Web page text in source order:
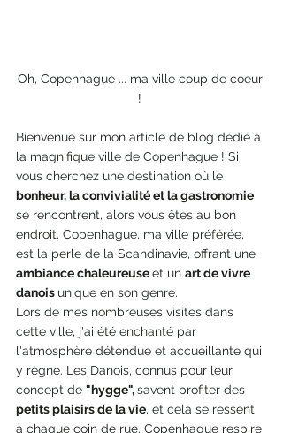
Oh, Copenhague ... ma ville coup de coeur
!
Bienvenue sur mon article de blog dédié à
la magnifique ville de Copenhague ! Si
vous cherchez une destination où le
bonheur, la convivialité et la gastronomie
se rencontrent, alors vous êtes au bon
endroit. Copenhague, ma ville préférée,
est la perle de la Scandinavie, offrant une
ambiance chaleureuse et un art de vivre
danois unique en son genre.
Lors de mes nombreuses visites dans
cette ville, j'ai été enchanté par
l'atmosphère détendue et accueillante qui
y règne. Les Danois, connus pour leur
concept de "hygge", savent profiter des
petits plaisirs de la vie, et cela se ressent
à chaque coin de rue. Copenhague respire